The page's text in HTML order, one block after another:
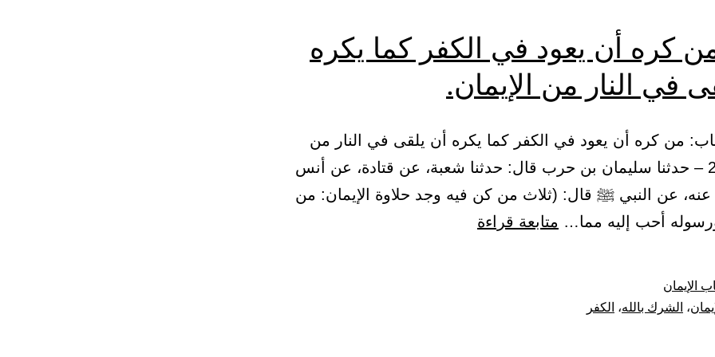
كره أن يعود في الكفر كما يكره
في النار من الإيمان.
– باب: من كره أن يعود في الكفر كما يكره أن يلقى في النار من
الإيمان. 21 – حدثنا سليمان بن حرب قال: حدثنا شعبة، عن قتادة، عن أنس
عن النبي ﷺ قال: (ثلاث من كن فيه وجد حلاوة الإيمان: من
أحب إليه مما… متابعة قراءة
الإيمان
، الشرك بالله، الكفر